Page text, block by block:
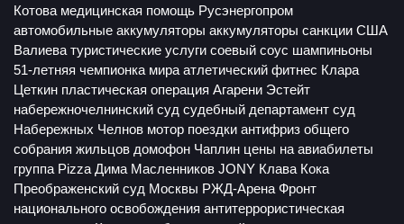
Котова медицинская помощь Русэнергопром
автомобильные аккумуляторы аккумуляторы санкции США
Валиева туристические услуги соевый соус шампиньоны
51-летняя чемпионка мира атлетический фитнес Клара
Цеткин пластическая операция Агарени Эстейт
набережночелнинский суд судебный департамент суд
Набережных Челнов мотор поездки антифриз общего
собрания жильцов домофон Чаплин цены на авиабилеты
группа Pizza Дима Масленников JONY Клава Кока
Преображенский суд Москвы РЖД-Арена Фронт
национального освобождения антитеррористическая